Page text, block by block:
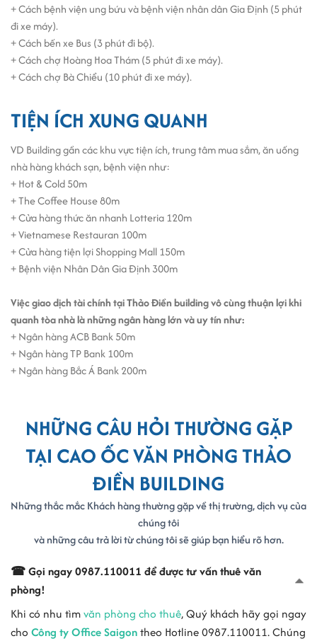
+ Cách bệnh viện ung bứu và bệnh viện nhân dân Gia Định (5 phút
đi xe máy).
+ Cách bến xe Bus (3 phút đi bộ).
+ Cách chợ Hoàng Hoa Thám (5 phút đi xe máy).
+ Cách chợ Bà Chiểu (10 phút đi xe máy).
TIỆN ÍCH XUNG QUANH
VD Building gần các khu vực tiện ích, trung tâm mua sắm, ăn uống
nhà hàng khách sạn, bệnh viện như:
+ Hot & Cold 50m
+ The Coffee House 80m
+ Cửa hàng thức ăn nhanh Lotteria 120m
+ Vietnamese Restauran 100m
+ Cửa hàng tiện lợi Shopping Mall 150m
+ Bệnh viện Nhân Dân Gia Định 300m
Việc giao dịch tài chính tạiThảo Điền buildingvô cùng thuận lợi khi
quanh tòa nhà là những ngân hàng lớn và uy tín như:
+ Ngân hàng ACB Bank 50m
+ Ngân hàng TP Bank 100m
+ Ngân hàng Bắc Á Bank 200m
NHỮNG CÂU HỎI THƯỜNG GẶP
TẠI CAO ỐC VĂN PHÒNG THẢO
ĐIỀN BUILDING
Những thắc mắc Khách hàng thường gặp về thị trường, dịch vụ của
chúng tôi
và những câu trả lời từ chúng tôi sẽ giúp bạn hiểu rõ hơn.
☎ Gọi ngay 0987.110011 để được tư vấn thuê văn
phòng!
Khi có nhu tìmvăn phòng cho thuê, Quý khách hãy gọi ngay
cho Công ty Office Saigontheo Hotline 0987.110011. Chúng